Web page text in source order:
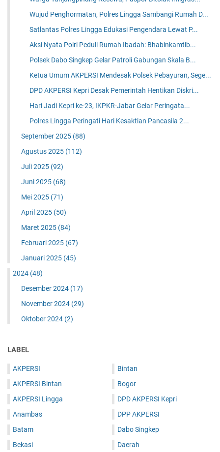
Wujud Penghormatan, Polres Lingga Sambangi Rumah D...
Satlantas Polres Lingga Edukasi Pengendara Lewat P...
Aksi Nyata Polri Peduli Rumah Ibadah: Bhabinkamtib...
Polsek Dabo Singkep Gelar Patroli Gabungan Skala B...
Ketua Umum AKPERSI Mendesak Polsek Pebayuran, Sege...
DPD AKPERSI Kepri Desak Pemerintah Hentikan Diskri...
Hari Jadi Kepri ke-23, IKPKR-Jabar Gelar Peringata...
Polres Lingga Peringati Hari Kesaktian Pancasila 2...
September 2025 (88)
Agustus 2025 (112)
Juli 2025 (92)
Juni 2025 (68)
Mei 2025 (71)
April 2025 (50)
Maret 2025 (84)
Februari 2025 (67)
Januari 2025 (45)
2024 (48)
Desember 2024 (17)
November 2024 (29)
Oktober 2024 (2)
LABEL
AKPERSI
AKPERSI Bintan
AKPERSI Lingga
Anambas
Batam
Bekasi
Bintan
Bogor
DPD AKPERSI Kepri
DPP AKPERSI
Dabo Singkep
Daerah